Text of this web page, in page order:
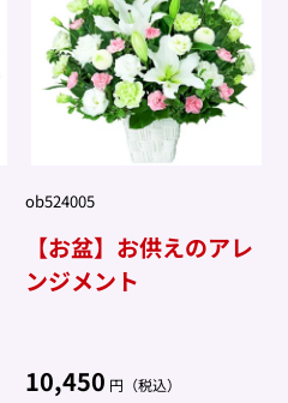
ob524005
【お盆】お供えのアレ
ンジメント
10,450 円（税込）